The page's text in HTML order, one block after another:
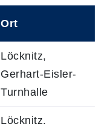
Ort
Löcknitz,
Gerhart-Eisler-
Turnhalle
Löcknitz,